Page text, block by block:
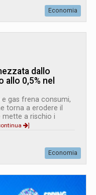
Economia
dallo
0,5% nel
e gas frena consumi,
torna a erodere il
mette a rischio i
]
Economia